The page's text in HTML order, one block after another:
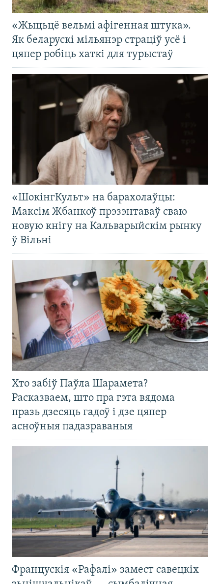
«Жыцьцё вельмі афігенная штука».
Як беларускі мільянэр страціў усё і
цяпер робіць хаткі для турыстаў
«ШокінгКульт» на барахолаўцы:
Максім Жбанкоў прэзэнтаваў сваю
новую кнігу на Кальварыйскім рынку
ў Вільні
Хто забіў Паўла Шарамета?
Расказваем, што пра гэта вядома
празь дзесяць гадоў і дзе цяпер
асноўныя падазраваныя
Францускія «Рафалі» замест савецкіх